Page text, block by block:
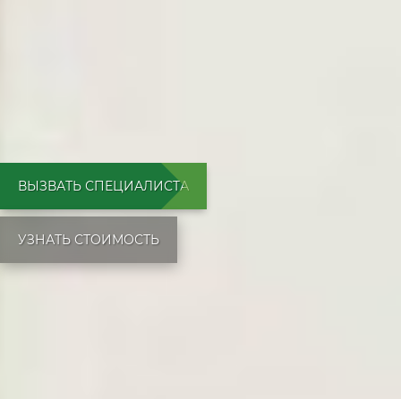
ВЫЗВАТЬ СПЕЦИАЛИСТА
УЗНАТЬ СТОИМОСТЬ